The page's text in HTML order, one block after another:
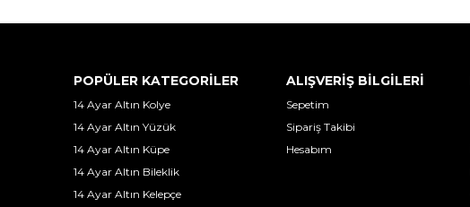
POPÜLER KATEGORİLER
14 Ayar Altın Kolye
14 Ayar Altın Yüzük
14 Ayar Altın Küpe
14 Ayar Altın Bileklik
14 Ayar Altın Kelepçe
ALIŞVERİŞ BİLGİLERİ
Sepetim
Sipariş Takibi
Hesabım